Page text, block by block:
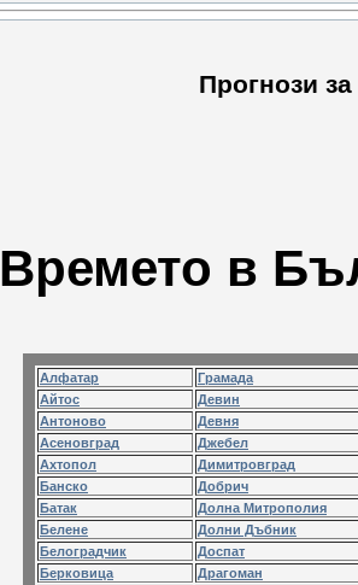
Прогнози
Времето в
Алфатар
Грамада
Айтос
Девин
Антоново
Девня
Асеновград
Джебел
Ахтопол
Димитровград
Банско
Добрич
Батак
Долна Митрополия
Белене
Долни Дъбник
Белоградчик
Доспат
Берковица
Драгоман